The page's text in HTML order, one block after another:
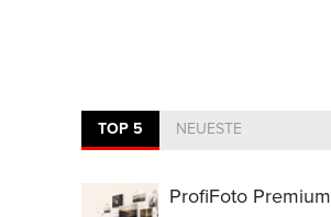
TOP 5 NEUESTE
ProfiFoto Premium